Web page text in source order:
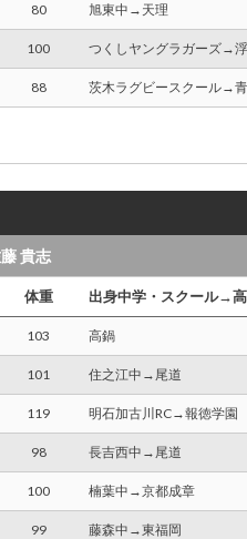
80 旭東中→天理
100 つくしヤングラガーズ→
88 茨木ラグビースクール→
貴志
体重 出身中学・スクール→
103 高鍋
101 住之江中→尾道
119 明石加古川RC→報徳学園
98 長吉西中→尾道
100 楠葉中→京都成章
99 藤森中→東福岡